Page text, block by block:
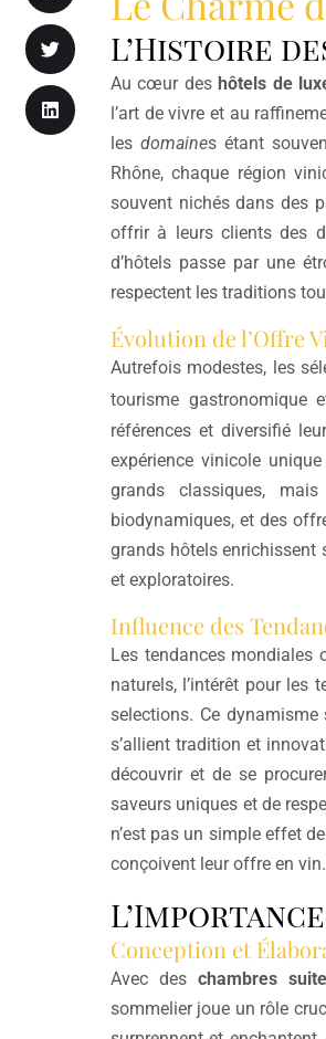
L’Histoire
Au cœur deshôtels de
l’art de vivre et au
les domaines étant
Rhône, chaque région
souvent nichés dans des
offrir à leurs clients des
d’hôtels passe par une
respectent les traditions
Évolution de l’Offre
Autrefois modestes, les
tourisme gastronomique
références et diversifié
expérience vinicole
grands classiques,
biodynamiques, et des
grands hôtels enrichissent
et exploratoires.
Influence des
Les tendances mondiales
naturels, l’intérêt pour les
selections. Ce
s’allient tradition et
découvrir et de se
saveurs uniques et de
n’est pas un simple effet
conçoivent leur offre en vin.
Conception et
Avec des chambres
sommelier joue un rôle